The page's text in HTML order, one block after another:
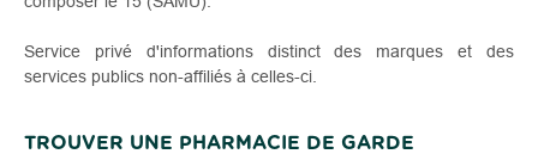
Service privé d'informations distinct des marques et des
services publics non-affiliés à celles-ci.
TROUVER UNE PHARMACIE DE GARDE